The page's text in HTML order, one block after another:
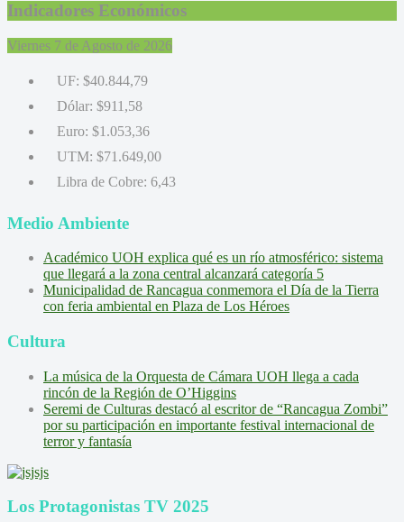
Indicadores Económicos
Viernes 7 de Agosto de 2026
UF: $40.844,79
Dólar: $911,58
Euro: $1.053,36
UTM: $71.649,00
Libra de Cobre: 6,43
Medio Ambiente
Académico UOH explica qué es un río atmosférico: sistema
que llegará a la zona central alcanzará categoría 5
Municipalidad de Rancagua conmemora el Día de la Tierra
con feria ambiental en Plaza de Los Héroes
Cultura
La música de la Orquesta de Cámara UOH llega a cada
rincón de la Región de O’Higgins
Seremi de Culturas destacó al escritor de “Rancagua Zombi”
por su participación en importante festival internacional de
terror y fantasía
Los Protagonistas TV 2025